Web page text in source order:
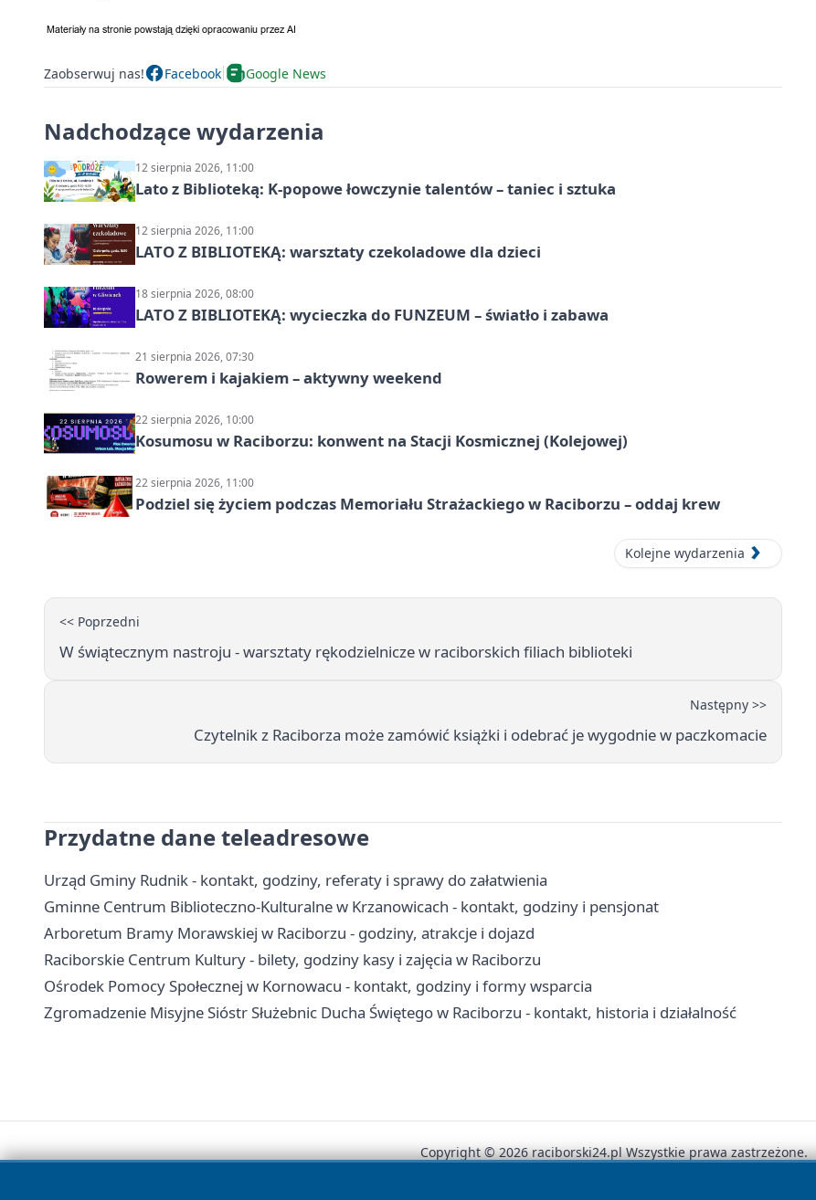
Zaobserwuj nas! Facebook Google News
Nadchodzące wydarzenia
12 sierpnia 2026, 11:00
Lato z Biblioteką: K-popowe łowczynie talentów – taniec i sztuka
12 sierpnia 2026, 11:00
LATO Z BIBLIOTEKĄ: warsztaty czekoladowe dla dzieci
18 sierpnia 2026, 08:00
LATO Z BIBLIOTEKĄ: wycieczka do FUNZEUM – światło i zabawa
21 sierpnia 2026, 07:30
Rowerem i kajakiem – aktywny weekend
22 sierpnia 2026, 10:00
Kosumosu w Raciborzu: konwent na Stacji Kosmicznej (Kolejowej)
22 sierpnia 2026, 11:00
Podziel się życiem podczas Memoriału Strażackiego w Raciborzu – oddaj krew
Kolejne wydarzenia
<< Poprzedni
W świątecznym nastroju - warsztaty rękodzielnicze w raciborskich filiach biblioteki
Następny >>
Czytelnik z Raciborza może zamówić książki i odebrać je wygodnie w paczkomacie
Przydatne dane teleadresowe
Urząd Gminy Rudnik - kontakt, godziny, referaty i sprawy do załatwienia
Gminne Centrum Biblioteczno-Kulturalne w Krzanowicach - kontakt, godziny i pensjonat
Arboretum Bramy Morawskiej w Raciborzu - godziny, atrakcje i dojazd
Raciborskie Centrum Kultury - bilety, godziny kasy i zajęcia w Raciborzu
Ośrodek Pomocy Społecznej w Kornowacu - kontakt, godziny i formy wsparcia
Zgromadzenie Misyjne Sióstr Służebnic Ducha Świętego w Raciborzu - kontakt, historia i działalność
Copyright © 2026 raciborski24.pl Wszystkie prawa zastrzeżone.